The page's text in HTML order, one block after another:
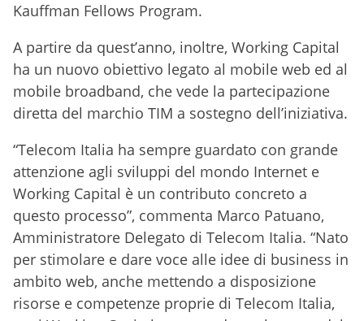
Kauffman Fellows Program.
A partire da quest’anno, inoltre, Working Capital
ha un nuovo obiettivo legato al mobile web ed al
mobile broadband, che vede la partecipazione
diretta del marchio TIM a sostegno dell’iniziativa.
“Telecom Italia ha sempre guardato con grande
attenzione agli sviluppi del mondo Internet e
Working Capital è un contributo concreto a
questo processo”, commenta Marco Patuano,
Amministratore Delegato di Telecom Italia. “Nato
per stimolare e dare voce alle idee di business in
ambito web, anche mettendo a disposizione
risorse e competenze proprie di Telecom Italia,